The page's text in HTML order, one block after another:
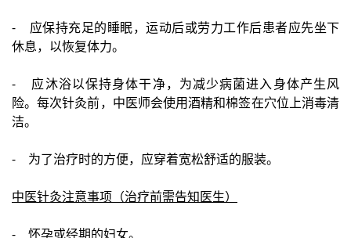
- 应保持充足的睡眠，运动后或劳力工作后患者应先坐下
休息，以恢复体力。
- 应沐浴以保持身体干净，为减少病菌进入身体产生风
险。每次针灸前，中医师会使用酒精和棉签在穴位上消毒清
洁。
- 为了治疗时的方便，应穿着宽松舒适的服装。
中医针灸注意事项（治疗前需告知医生）
- 怀孕或经期的妇女。